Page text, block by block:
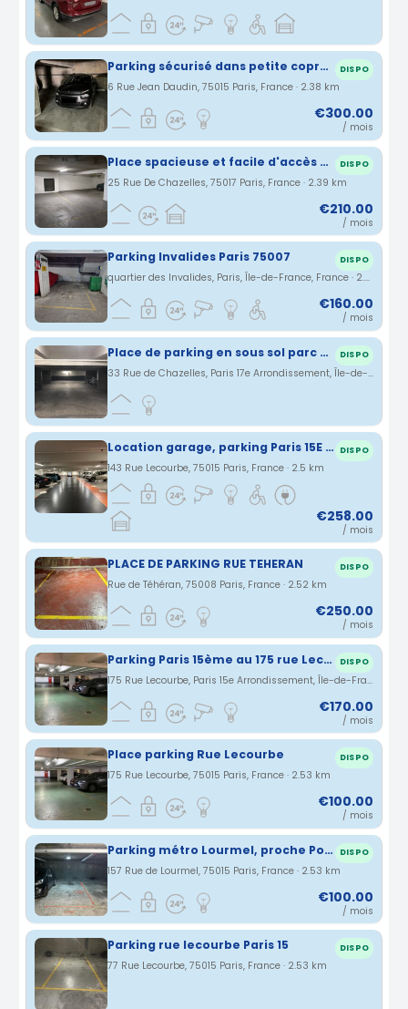
Parking sécurisé dans petite copropriété - Proche Métro et Gare Paris DISPO
6 Rue Jean Daudin, 75015 Paris, France · 2.38 km
€300.00
/ mois
Place spacieuse et facile d'accès parking Parc Monceau DISPO
25 Rue De Chazelles, 75017 Paris, France · 2.39 km
€210.00
/ mois
Parking Invalides Paris 75007 DISPO
quartier des Invalides, Paris, Île-de-France, France · 2.44 km
€160.00
/ mois
Place de parking en sous sol parc Monceau DISPO
33 Rue de Chazelles, Paris 17e Arrondissement, Île-de-France, France · 2.46 km
Location garage, parking Paris 15E (75015) - bornes de recharges électriques disponibles DISPO
143 Rue Lecourbe, 75015 Paris, France · 2.5 km
€258.00
/ mois
PLACE DE PARKING RUE TEHERAN DISPO
Rue de Téhéran, 75008 Paris, France · 2.52 km
€250.00
/ mois
Parking Paris 15ème au 175 rue Lecourbe / 126 rue Blomet DISPO
175 Rue Lecourbe, Paris 15e Arrondissement, Île-de-France, France · 2.53 km
€170.00
/ mois
Place parking Rue Lecourbe DISPO
175 Rue Lecourbe, 75015 Paris, France · 2.53 km
€100.00
/ mois
Parking métro Lourmel, proche Porte de Versailles Paris Expo DISPO
157 Rue de Lourmel, 75015 Paris, France · 2.53 km
€100.00
/ mois
Parking rue lecourbe Paris 15 DISPO
77 Rue Lecourbe, 75015 Paris, France · 2.53 km